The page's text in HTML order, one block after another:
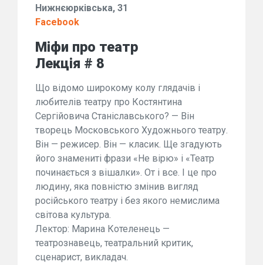
Нижнєюрківська, 31
Facebook
Міфи про театр
Лекція # 8
Що відомо широкому колу глядачів і
любителів театру про Костянтина
Сергійовича Станіславського? — Він
творець Московського Художнього театру.
Він — режисер. Він — класик. Ще згадують
його знамениті фрази «Не вірю» і «Театр
починається з вішалки». От і все. І це про
людину, яка повністю змінив вигляд
російського театру і без якого немислима
світова культура.
Лектор: Марина Котеленець —
театрознавець, театральний критик,
сценарист, викладач.